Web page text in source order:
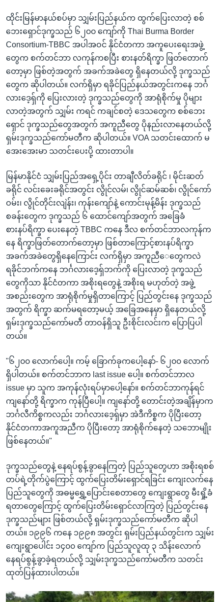
ရန်
ရှာဖွေ
ရန်
နေရာ
သို့
ကျော်
ရန်
ဘာသာစကားများ
ထိုင်းမြန်မာနယ်စပ်မှာ သျှမ်းပြည်နယ်က ထွက်ပြေးလာတဲ့ စစ်
ဘေးရှောင်ဒုက္ခသည် ၆၂၀၀ ကျော်ကို Thai Burma Border
Consortium-TBBC အပါအဝင် နိုင်ငံတကာ အကူပေးရေးအဖွဲ့
တွေက စက်တင်ဘာ လကုန်ကစပြီး စားနတ်ရိက္ခာ ဖြတ်တောက်
တော့မှာ ဖြစ်တဲ့အတွက် အခက်အခဲတွေ ရှိနေတယ်လို့ ဒုက္ခသည်
တွေက ဆိုပါတယ်။ လက်ရှိမှာ ရခိုင်ပြည်နယ်အတွင်းကနေ ဘင်္ဂ
လားဒေ့ရှ်ကို ပြေးလားတဲ့ ဒုက္ခသည်တွေကို အာရုံစိုက်မှု ပိုများ
လာတဲ့အတွက် သျှမ်း ကရင် ကချင်စတဲ့ ဒေသတွေက စစ်ဘေး
ရှောင် ဒုက္ခသည်တွေအတွက် အကူညီတွေ ပိုနည်းလာနေတယ်လို့
ရှမ်းဒုက္ခသည်ကော်မတီက ဆိုပါတယ်။ VOA သတင်းထောက် မ
အေးအေးမာ သတင်းပေးပို့ ထားတာပါ။
မြန်မာနိုင်ငံ သျှမ်းပြည်အရှေ့ပိုင်း တာချီလိတ်ခရိုင် ၊ မိုင်းဆတ်
ခရိုင် လင်းခေးခရိုင်အတွင်း လွိုင်လမ်၊ လွိုင်ဆမ်ဆစ်၊ လွိုင်ကော်
ဝမ်း၊ လွိုင်တိုင်းလျဲန်း၊ ကုန်းကျော်နဲ့ ကောင်းမုန့်မိန်း ဒုက္ခသည်
စခန်းတွေက ဒုက္ခသည် ၆ ထောင်ကျော်အတွက် အခြေခံ
စားနပ်ရိက္ခာ ပေးနေတဲ့ TBBC ကနေ ဒီလ စက်တင်ဘာလကုန်က
နေ ရိက္ခာဖြတ်တောက်တော့မှာ ဖြစ်တာကြောင့်စားနပ်ရိက္ခာ
အခက်အခဲတွေရှိနေကြောင်း လက်ရှိမှာ အကူညီေတွေကလဲ
ရခိုင်ဘက်ကနေ ဘင်္ဂလားဒေ့ရှ်ဘက်ကို ပြေးလာတဲ့ ဒုက္ခသည်
တွေကိုသာ နိုင်ငံတကာ အစိုးရတွေနဲ့ အစိုးရ မဟုတ်တဲ့ အဖွဲ့
အစည်းတွေက အာရုံစိုက်မှုရှိတာကြောင့် ပြည်တွင်းနေ ဒုက္ခသည်
အတွက် ရိက္ခာ ဆက်မရတော့မယ့် အခြေအနေမှာ ရှိနေတယ်လို့
ရှမ်းဒုက္ခသည်ကော်မတီ တာဝန်ရှိသူ ဦးစိုင်းလင်းက ပြောပြပါ
တယ်။
"၆၂၀၀ လောက်ပေါ့။ ကမ့် ခြောက်ခုကပေါ့နော်- ၆၂၀၀ လောက်
ရှိပါတယ်။ စက်တင်ဘာက last issue ပေါ့။ စက်တင်ဘာလ
issue မှာ သူက အကုန်လုံးရပ်မှာပေါ့နော်။ စက်တင်ဘာကုန်ရင်
ကျနော်တို့ ရိက္ခာက ကုန်ပြီပေါ့။ ကျနော်တို့ တောင်းတဲ့အချိန်မှာက
ဘင်္ဂလီကိစ္စကလည်း ဘင်္ဂလားဒေ့ရှ်မှာ အဲဒီကိစ္စက ပိုပြီးတော့
နိုင်ငံတကာအကူအညီက ပိုပြီးတော့ အာရုံစိုက်နေတဲ့ သဘောမျိုး
ဖြစ်နေတယ်။"
ဒုက္ခသည်တွေနဲ့ နေရပ်စွန့်ခွာနေကြတဲ့ ပြည်သူတွေဟာ အစိုးရစစ်
တပ်ရဲ့တိုက်ပွဲကြောင့် ထွက်ပြေးတိမ်းရှောင်ရခြင်း ကျေးလက်နေ
ပြည်သူတွေကို အဓမ္မရွှေ့ပြောင်းစေတာတွေ ကျေးရွာတွေ မီးရှို့ခံ
ရတာတွေကြောင့် ထွက်ပြေးတိမ်းရှောင်လာကြတဲ့ ပြည်တွင်းနေ
ဒုက္ခသည်များ ဖြစ်တယ်လို့ ရှမ်းဒုက္ခသည်ကော်မတီက ဆိုပါ
တယ်။ ၁၉၉၆ ကနေ ၁၉၉၈ အတွင်း ရှမ်းပြည်နယ်တွင်းက သျှမ်း
ကျေးရွာပေါင်း ၁၄၀၀ ကျော်က ပြည်သူလူထု ၃ သိန်းလောက်
နေရပ်စွန့်ခွာခဲ့ရတယ်လို့ သျှမ်းဒုက္ခသည်ကော်မတီက သတင်း
ထုတ်ပြန်ထားပါတယ်။